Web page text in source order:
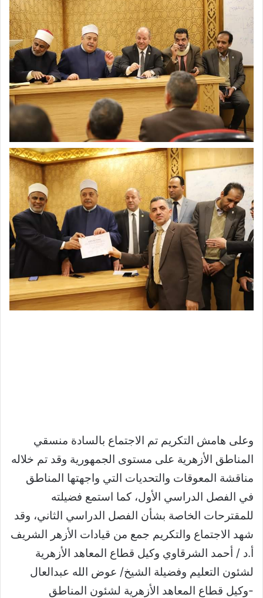
وعلى هامش التكريم تم الاجتماع بالسادة منسقي
المناطق الأزهرية على مستوى الجمهورية وقد تم خلاله
مناقشة المعوقات والتحديات التي واجهتها المناطق
في الفصل الدراسي الأول، كما استمع فضيلته
للمقترحات الخاصة بشأن الفصل الدراسي الثاني، وقد
شهد الاجتماع والتكريم جمع من قيادات الأزهر الشريف
أ.د / أحمد الشرقاوي وكيل قطاع المعاهد الأزهرية
لشئون التعليم وفضيلة الشيخ/ عوض الله عبدالعال
-وكيل قطاع المعاهد الأزهرية لشئون المناطق